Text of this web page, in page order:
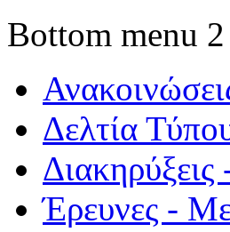
Bottom menu 2
Δελτία
Έρευνες -